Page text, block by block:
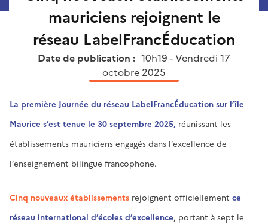
mauriciens rejoignent le
réseau LabelFrancÉducation
Date de publication : 10h19 - Vendredi 17
octobre 2025
La première Journée du réseau LabelFrancÉducation sur l’île
Maurice s’est tenue le 30 septembre 2025, réunissant les
établissements mauriciens engagés dans l’excellence de
l’enseignement bilingue francophone.
Cinq nouveaux établissements rejoignent officiellement ce
réseau international d’écoles d’excellence, portant à sept le